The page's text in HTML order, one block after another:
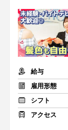
給与
雇用形態
シフト
アクセス